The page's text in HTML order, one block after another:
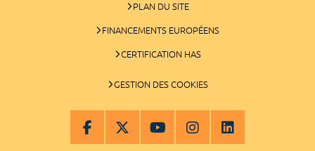
PLAN DU SITE
FINANCEMENTS EUROPÉENS
CERTIFICATION HAS
GESTION DES COOKIES